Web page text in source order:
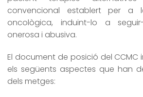
convencional establert per a
oncològica, induint-lo a
onerosa i abusiva.
El document de posició del CCMC
els següents aspectes que han
dels metges: